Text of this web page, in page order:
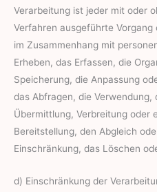
Verarbeitung ist jeder mit oder
Verfahren ausgeführte Vorgang
im Zusammenhang mit
Erheben, das Erfassen, die
Speicherung, die Anpassung
das Abfragen, die Verwendung,
Übermittlung, Verbreitung oder
Bereitstellung, den Abgleich
Einschränkung, das Löschen
d) Einschränkung der